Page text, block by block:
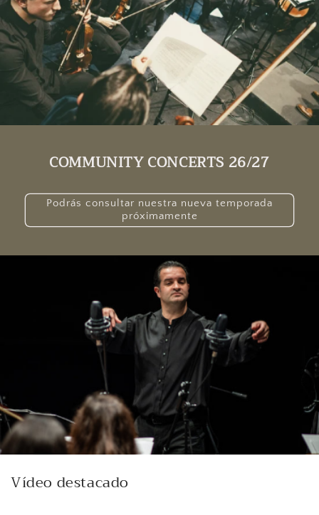
COMMUNITY CONCERTS 26/27
Podrás consultar nuestra nueva temporada
próximamente
Vídeo destacado